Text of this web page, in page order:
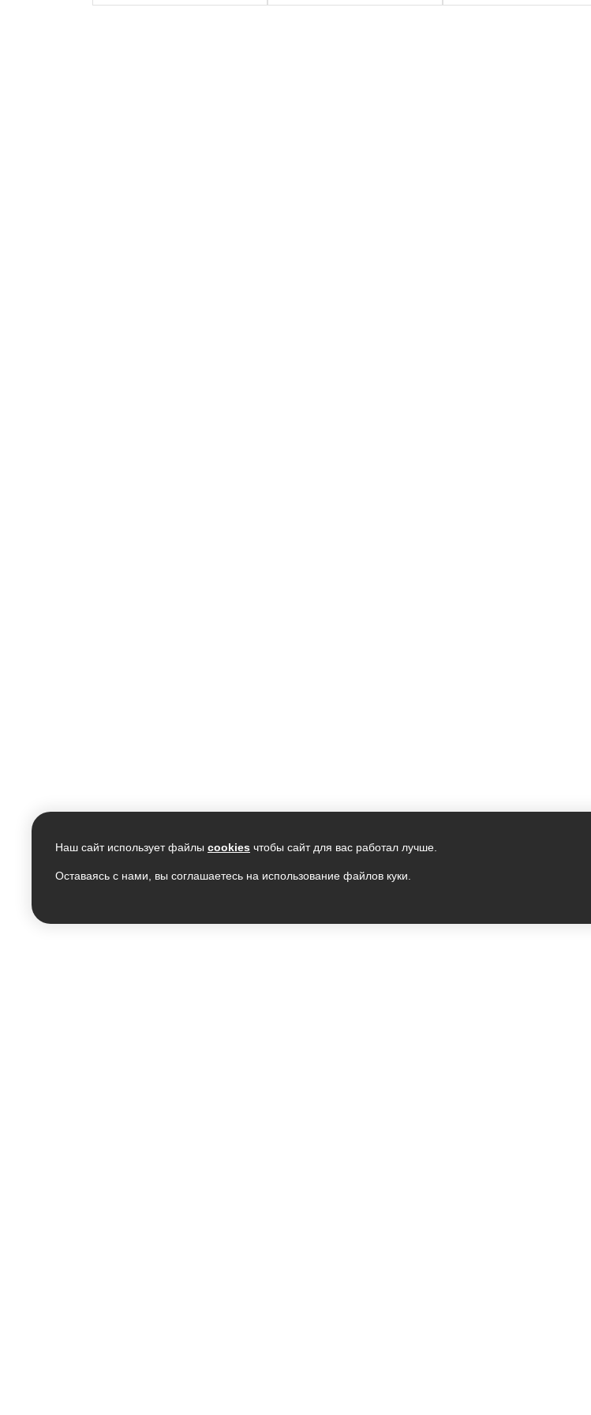
Наш сайт использует файлы cookies чтобы сайт для вас работал лучше.
Оставаясь с нами, вы соглашаетесь на использование файлов куки.